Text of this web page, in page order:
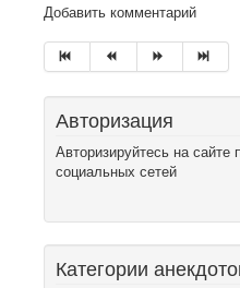
Добавить комментарий
Авторизация
Авторизируйтесь на
социальных сетей
Категории